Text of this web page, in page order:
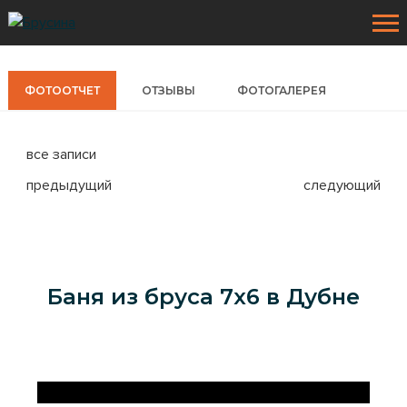
Деревянные дома
УСЛУГИ
Наши технологии
АКЦИИ
ФОТООТЧЕТ ОТЗЫВЫ ФОТОГАЛЕРЕЯ
все записи
предыдущий
следующий
Баня из бруса 7x6 в Дубне